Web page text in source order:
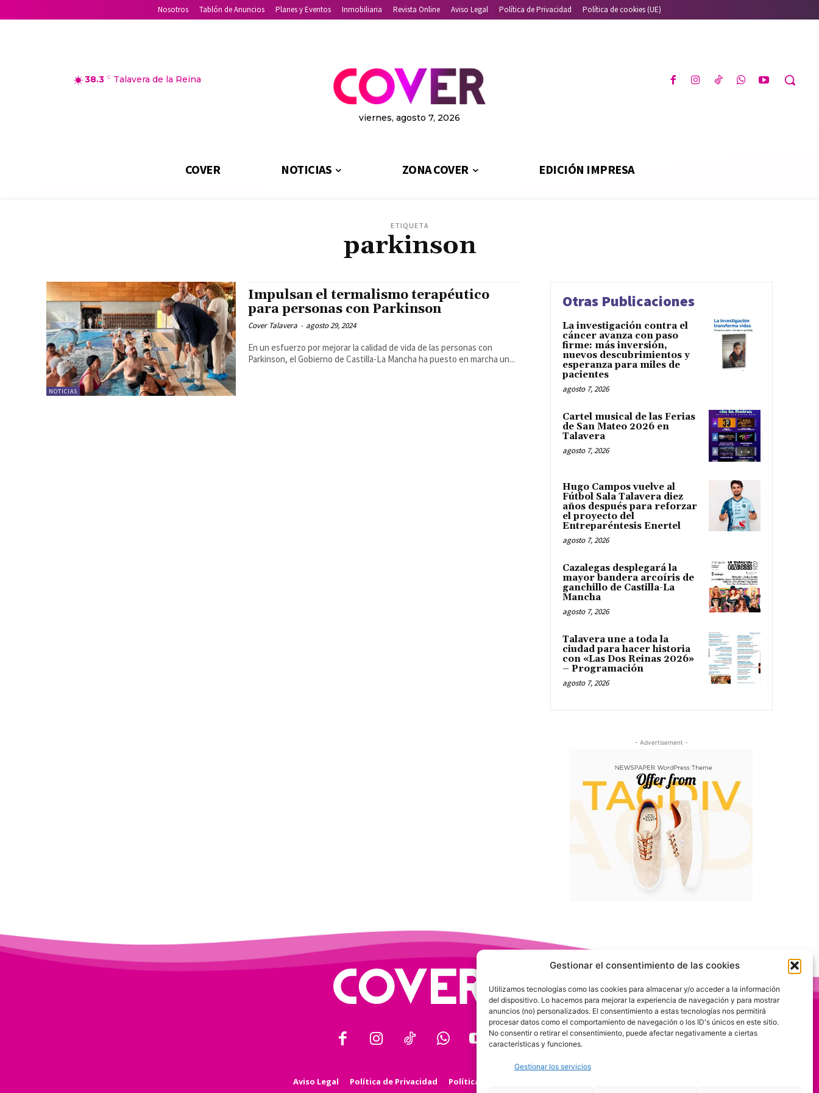
Gestionar el consentimiento de las cookies
Utilizamos tecnologías como las cookies para almacenar y/o acceder a la información
del dispositivo. Lo hacemos para mejorar la experiencia de navegación y para mostrar
anuncios (no) personalizados. El consentimiento a estas tecnologías nos permitirá
procesar datos como el comportamiento de navegación o los ID's únicos en este sitio.
No consentir o retirar el consentimiento, puede afectar negativamente a ciertas
características y funciones.
Gestionar los servicios
Nosotros Tablón de Anuncios Planes y Eventos Inmobiliaria Revista Online Aviso Legal Política de Privacidad Política de cookies (UE)
38.3 C Talavera de la Reina
viernes, agosto 7, 2026
COVER NOTICIAS ZONA COVER EDICIÓN IMPRESA
ETIQUETA
parkinson
NOTICIAS
Impulsan el termalismo terapéutico
para personas con Parkinson
Cover Talavera - agosto 29, 2024
En un esfuerzo por mejorar la calidad de vida de las personas con
Parkinson, el Gobierno de Castilla-La Mancha ha puesto en marcha un...
Otras Publicaciones
La investigación contra el
cáncer avanza con paso
firme: más inversión,
nuevos descubrimientos y
esperanza para miles de
pacientes
agosto 7, 2026
Cartel musical de las Ferias
de San Mateo 2026 en
Talavera
agosto 7, 2026
Hugo Campos vuelve al
Fútbol Sala Talavera diez
años después para reforzar
el proyecto del
Entreparéntesis Enertel
agosto 7, 2026
Cazalegas desplegará la
mayor bandera arcoíris de
ganchillo de Castilla-La
Mancha
agosto 7, 2026
Talavera une a toda la
ciudad para hacer historia
con «Las Dos Reinas 2026»
– Programación
agosto 7, 2026
- Advertisement -
Aviso Legal Política de Privacidad Política de Cookies